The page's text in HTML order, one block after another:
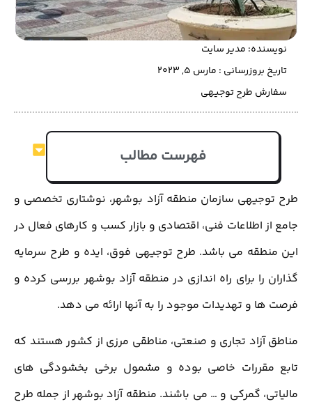
نویسنده: مدیر سایت
تاریخ بروزرسانی : مارس 5, 2023
سفارش طرح توجیهی
فهرست مطالب
طرح توجیهی سازمان منطقه آزاد بوشهر، نوشتاری تخصصی و
جامع از اطلاعات فنی، اقتصادی و بازار کسب و کارهای فعال در
این منطقه می باشد. طرح توجیهی فوق، ایده و طرح سرمایه
گذاران را برای راه اندازی در منطقه آزاد بوشهر بررسی کرده و
فرصت ها و تهدیدات موجود را به آنها ارائه می دهد.
مناطق آزاد تجاری و صنعتی، مناطقی مرزی از کشور هستند که
تابع مقررات خاصی بوده و مشمول برخی بخشودگی های
مالیاتی، گمرکی و … می باشند. منطقه آزاد بوشهر از جمله طرح